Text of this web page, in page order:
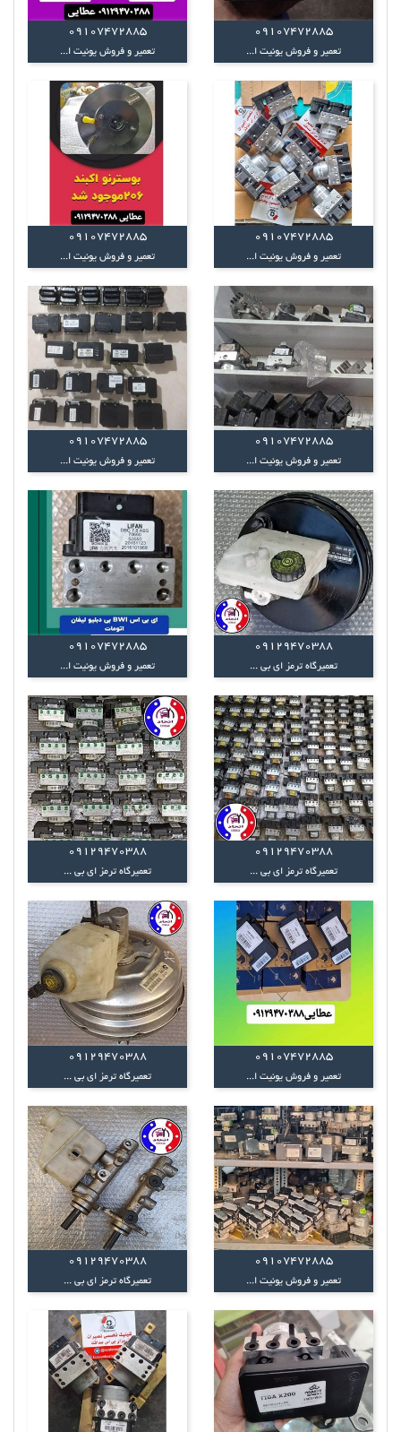
09107472885
تعمیر و فروش یونیت ا...
09107472885
تعمیر و فروش یونیت ا...
09107472885
تعمیر و فروش یونیت ا...
09107472885
تعمیر و فروش یونیت ا...
09107472885
تعمیر و فروش یونیت ا...
09107472885
تعمیر و فروش یونیت ا...
09129470388
تعمیرگاه ترمز ای بی ...
09107472885
تعمیر و فروش یونیت ا...
09129470388
تعمیرگاه ترمز ای بی ...
09129470388
تعمیرگاه ترمز ای بی ...
09107472885
تعمیر و فروش یونیت ا...
09129470388
تعمیرگاه ترمز ای بی ...
09107472885
تعمیر و فروش یونیت ا...
09129470388
تعمیرگاه ترمز ای بی ...